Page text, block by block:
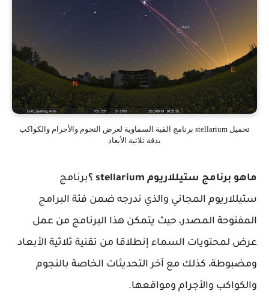
تحميل stellarium برنامج القبة السماوية لعرض النجوم والأجرام والكواكب
بدقة ثلاثية الأبعاد
ماهو برنامج ستيللاريوم stellarium ؟
برنامج
ستيللاريوم المجاني والذي ندرجه ضمن فئة البرامج
المفتوحة المصدر، حيث يتمكن هذا البرنامج من عمل
عرض لمحتويات السماء إنطلاقا من تقنية ثلاثية الأبعاد
ومضبوطة، كذلك مع آخر التحديثات الخاصة بالنجوم
والكواكب والأجرام ومواقعها.